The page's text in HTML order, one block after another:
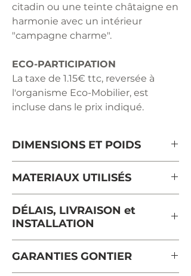
citadin ou une teinte châtaigne en
harmonie avec un intérieur
"campagne charme".
ECO-PARTICIPATION
La taxe de 1.15€ ttc, reversée à
l'organisme Eco-Mobilier, est
incluse dans le prix indiqué.
DIMENSIONS ET POIDS
Profondeur: 35 cm
Hauteur : 83.5 cm
Poids: 19 kg
MATERIAUX UTILISÉS
françaises gérées durablement et
certifiées PEFC.
placage chêne sur le plateau.
poignées en fer et bouton central
en laiton laqué noir
DÉLAIS, LIVRAISON et
INSTALLATION
ce meuble est de 5 semaines.
GARANTIES GONTIER